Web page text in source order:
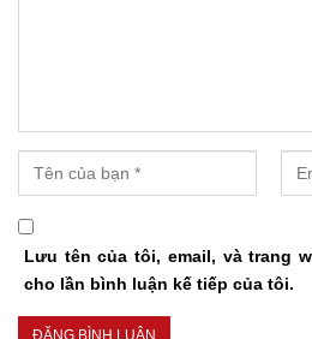
Lưu tên của tôi, email, và trang
cho lần bình luận kế tiếp của tôi.